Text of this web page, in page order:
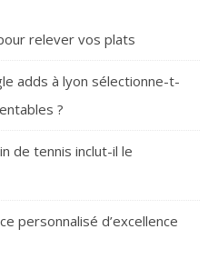
relever vos plats
adds à lyon sélectionne-t-
?
de tennis inclut-il le
personnalisé d’excellence